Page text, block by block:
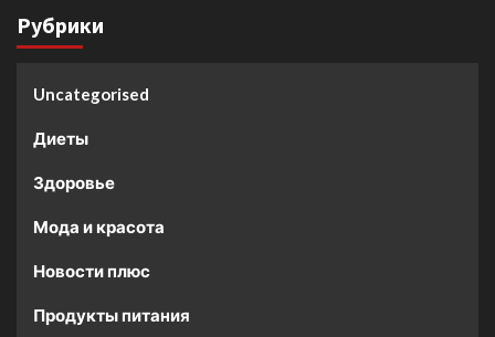
Рубрики
Uncategorised
Диеты
Здоровье
Мода и красота
Новости плюс
Продукты питания